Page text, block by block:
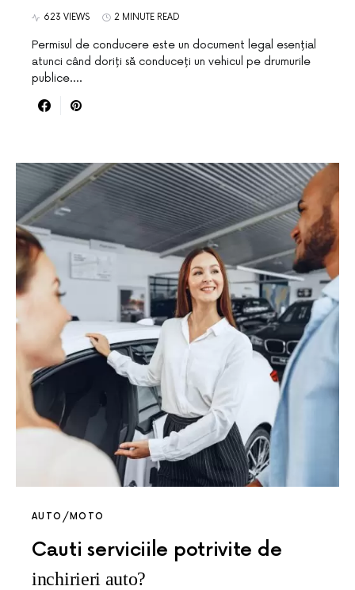
623 VIEWS 2 MINUTE READ
Permisul de conducere este un document legal esențial
atunci când doriți să conduceți un vehicul pe drumurile
publice.…
AUTO/MOTO
Cauti serviciile potrivite de
inchirieri auto?